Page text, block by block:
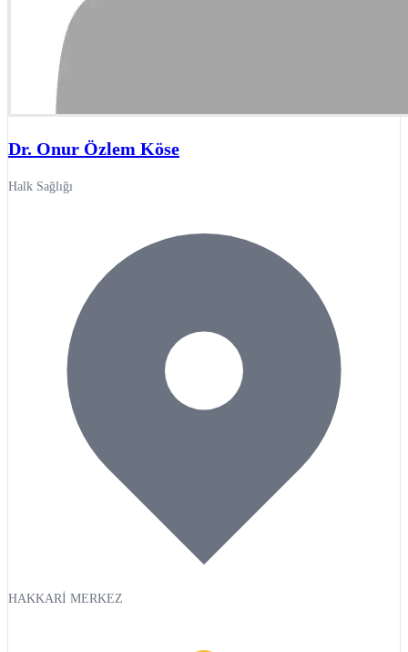
Dr. Onur Özlem Köse
Halk Sağlığı
HAKKARİ MERKEZ